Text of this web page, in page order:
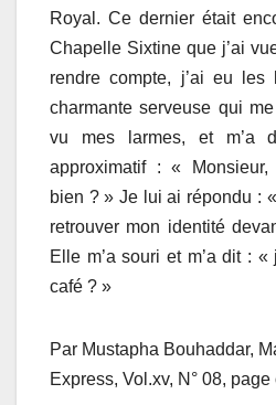
Royal. Ce dernier était
Chapelle Sixtine que j’ai
rendre compte, j’ai eu les
charmante serveuse qui
vu mes larmes, et m’a
approximatif : «
bien ? » Je lui ai répondu :
retrouver mon identité
Elle m’a souri et m’a dit :
café ? »
Par Mustapha Bouhaddar,
Express, Vol.xv, N° 08,